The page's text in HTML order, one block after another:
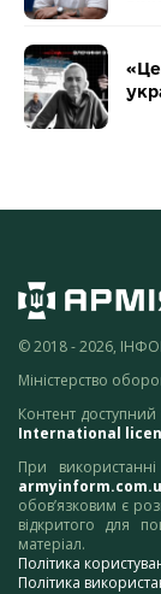
© 2018 - 2026,
Міністерство
Контент доступний
International
При
обов’язковим є
відкритого для
матеріал.
Політика
Політика